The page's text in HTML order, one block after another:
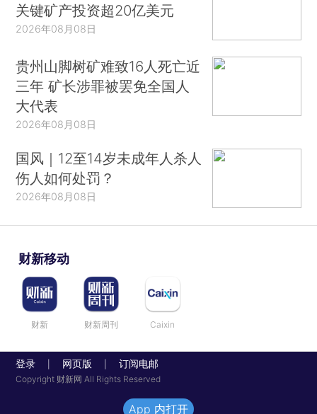
关键矿产投资超20亿美元
2026年08月08日
贵州山脚树矿难致16人死亡近
三年 矿长涉罪被罢免全国人
大代表
2026年08月08日
国风｜12至14岁未成年人杀人
伤人如何处罚？
2026年08月08日
财新移动
财新 财新周刊 Caixin
登录 网页版 订阅电邮
Copyright 财新网 All Rights Reserved
App 内打开